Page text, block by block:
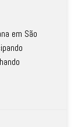
em São